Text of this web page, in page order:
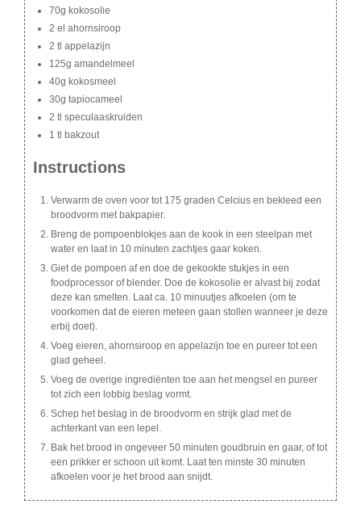
70g kokosolie
2 el ahornsiroop
2 tl appelazijn
125g amandelmeel
40g kokosmeel
30g tapiocameel
2 tl speculaaskruiden
1 tl bakzout
Instructions
Verwarm de oven voor tot 175 graden Celcius en bekleed een
broodvorm met bakpapier.
Breng de pompoenblokjes aan de kook in een steelpan met
water en laat in 10 minuten zachtjes gaar koken.
Giet de pompoen af en doe de gekookte stukjes in een
foodprocessor of blender. Doe de kokosolie er alvast bij zodat
deze kan smelten. Laat ca. 10 minuutjes afkoelen (om te
voorkomen dat de eieren meteen gaan stollen wanneer je deze
erbij doet).
Voeg eieren, ahornsiroop en appelazijn toe en pureer tot een
glad geheel.
Voeg de overige ingrediënten toe aan het mengsel en pureer
tot zich een lobbig beslag vormt.
Schep het beslag in de broodvorm en strijk glad met de
achterkant van een lepel.
Bak het brood in ongeveer 50 minuten goudbruin en gaar, of tot
een prikker er schoon uit komt. Laat ten minste 30 minuten
afkoelen voor je het brood aan snijdt.